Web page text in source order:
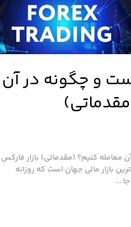
و چگونه در آن
معامله کنیم؟ (مقدماتی) بازار فارکس
بازار مالی جهان است که روزانه
...